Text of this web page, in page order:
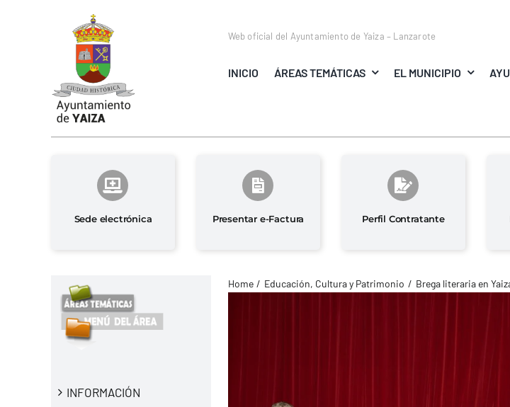
Web oficial del Ayuntamiento de Yaiza – Lanzarote
INICIO ÁREAS TEMÁTICAS EL MUNICIPIO
Sede electrónica Presentar e-Factura Perfil Contratante
INFORMACIÓN
Home Educación, Cultura y Patrimonio Brega literaria en